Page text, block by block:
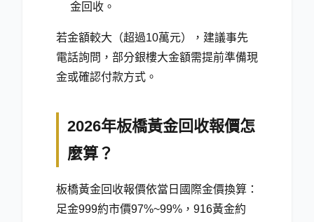
金回收。
若金額較大（超過10萬元），建議事先
電話詢問，部分銀樓大金額需提前準備現
金或確認付款方式。
2026年板橋黃金回收報價怎
麼算？
板橋黃金回收報價依當日國際金價換算：
足金999約市價97%~99%，916黃金約